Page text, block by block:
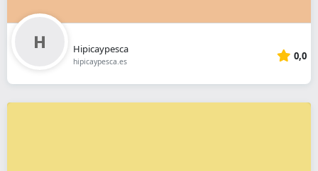
Hipicaypesca
hipicaypesca.es 0,0